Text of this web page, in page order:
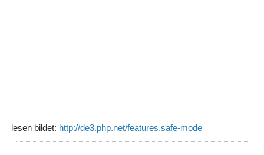
lesen bildet: http://de3.php.net/features.safe-mode